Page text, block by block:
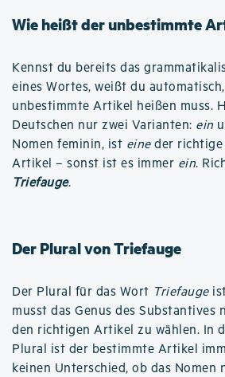
Wie heißt der unbestimmte
Kennst du bereits das
eines Wortes, weißt du
unbestimmte Artikel heißen muss.
Deutschen nur zwei Varianten: ein
Nomen feminin, ist eineder richtige
Artikel – sonst ist es immer ein.
Triefauge.
Der Plural von Triefauge
Der Plural für das Wort Triefauge
musst das Genus des Substantives
den richtigen Artikel zu wählen. In
Plural ist der bestimmte Artikel
keinen Unterschied, ob das Nomen